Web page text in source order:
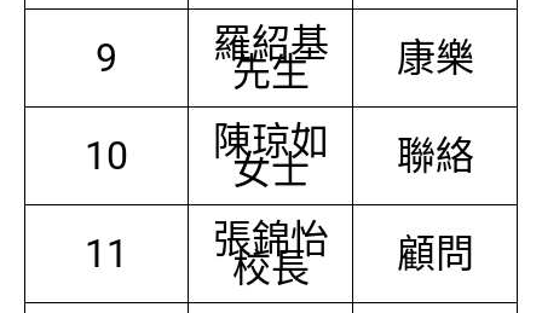
9 羅紹基
先生 康樂
10 陳琼如
女士 聯絡
11 張錦怡
校長 顧問